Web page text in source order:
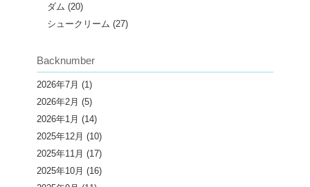
ダム (20)
シュークリーム (27)
Backnumber
2026年7月 (1)
2026年2月 (5)
2026年1月 (14)
2025年12月 (10)
2025年11月 (17)
2025年10月 (16)